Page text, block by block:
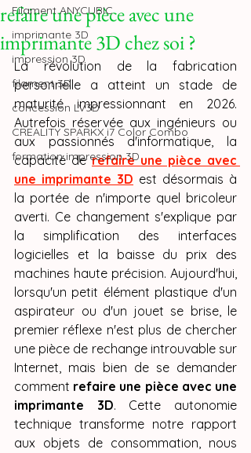
Filament ANYCUBIC
imprimante 3D
impression 3D
filament 3D
concession LV3D
CREALITY SPARKX i7 Color Combo
formation impression 3D
refaire une pièce avec une
imprimante 3D chez soi ?
La révolution de la fabrication
personnelle a atteint un stade de
maturité impressionnant en 2026.
Autrefois réservée aux ingénieurs ou
aux passionnés d'informatique, la
capacité de refaire une pièce avec
une imprimante 3D est désormais à
la portée de n'importe quel bricoleur
averti. Ce changement s'explique par
la simplification des interfaces
logicielles et la baisse du prix des
machines haute précision. Aujourd'hui,
lorsqu'un petit élément plastique d'un
aspirateur ou d'un jouet se brise, le
premier réflexe n'est plus de chercher
une pièce de rechange introuvable sur
Internet, mais bien de se demander
comment refaire une pièce avec une
imprimante 3D. Cette autonomie
technique transforme notre rapport
aux objets de consommation, nous